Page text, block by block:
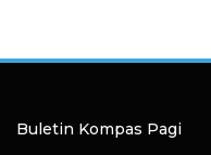
Buletin Kompas Pagi